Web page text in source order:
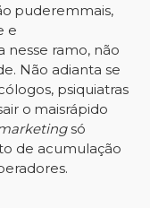
puderemmais,
e
nesse ramo, não
Não adianta se
psiquiatras
o maisrápido
só
de acumulação